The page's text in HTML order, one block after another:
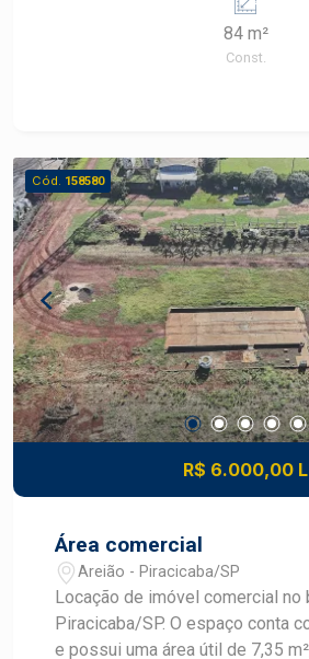
apoio; - Localização privilegiada
Posto 3S Petromix, garantindo
diária de pessoas e veículos.
84 m²
Const.
Cód. 158580
R$ 6.000,00 L
Área comercial
Areião - Piracicaba/SP
Locação de imóvel comercial no
Piracicaba/SP. O espaço conta
e possui uma área útil de 7,35